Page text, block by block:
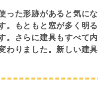
った形跡があると気に
。もともと窓が多く明
。さらに建具もすべて
わりました。新しい建